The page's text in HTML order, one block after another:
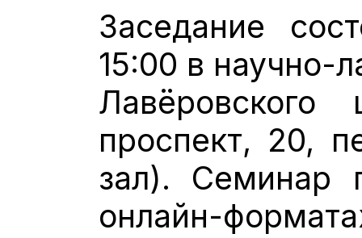
Заседание
15:00 в научно-
Лавёровского
проспект, 20,
зал). Семинар
онлайн-